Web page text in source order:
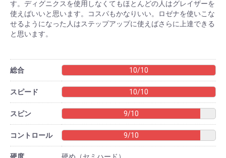
す。ディグニクスを使用しなくてもほとんどの人はグレイザーを
使えばいいと思います。コスパもかなりいい。ロゼナを使いこな
せるようになった人はステップアップに使えばさらに上達できる
と思います。
総合 10/10
スピード 10/10
スピン 9/10
コントロール 9/10